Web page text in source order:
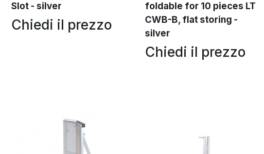
Slot - silver
Chiedi il prezzo
foldable for 10 pieces LT
CWB-B, flat storing -
silver
Chiedi il prezzo